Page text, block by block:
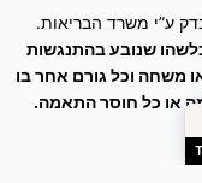
ע”י משרד הבריאות.
שנובע בהתנגשות
משחה וכל גורם אחר בו
או כל חוסר התאמה.